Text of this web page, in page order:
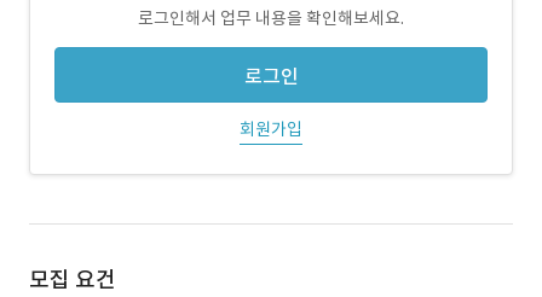
로그인해서 업무 내용을 확인해보세요.
로그인
회원가입
모집 요건